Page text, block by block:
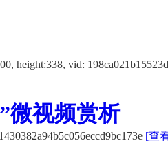
height:338, vid:
微视频赏析
[查